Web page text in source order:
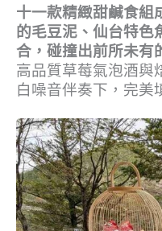
十一款精緻甜鹹食組
的毛豆泥、仙台特色
合，碰撞出前所未有
高品質草莓氣泡酒與
白噪音伴奏下，完美